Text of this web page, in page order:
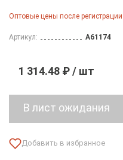
Оптовые цены после регистрации
Артикул: A61174
1 314.48 ₽ / шт